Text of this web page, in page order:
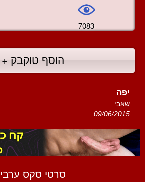
7083
הוסף טוקבק +
יפה
שאבי
09/06/2015
סרטי סקס ערבי